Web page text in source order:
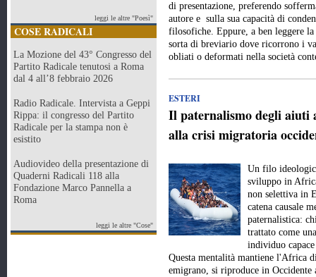
leggi le altre "Poesì"
COSE RADICALI
La Mozione del 43° Congresso del
Partito Radicale tenutosi a Roma
dal 4 all’8 febbraio 2026
Radio Radicale. Intervista a Geppi
Rippa: il congresso del Partito
Radicale per la stampa non è
esistito
Audiovideo della presentazione di
Quaderni Radicali 118 alla
Fondazione Marco Pannella a
Roma
leggi le altre "Cose"
di presentazione, preferendo
autore e sulla sua capacità di
filosofiche. Eppure, a ben leggere la
sorta di breviario dove ricorrono i
obliati o deformati nella società
ESTERI
Il paternalismo degli aiuti
alla crisi migratoria
Un filo
sviluppo in
non selettiva in
catena causale
paternalistica:
trattato come
individuo
Questa mentalità mantiene l'Africa
emigrano, si riproduce in Occidente